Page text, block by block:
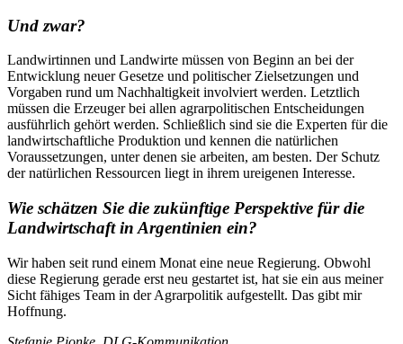
Und zwar?
Landwirtinnen und Landwirte müssen von Beginn an bei der
Entwicklung neuer Gesetze und politischer Zielsetzungen und
Vorgaben rund um Nachhaltigkeit involviert werden. Letztlich
müssen die Erzeuger bei allen agrarpolitischen Entscheidungen
ausführlich gehört werden. Schließlich sind sie die Experten für die
landwirtschaftliche Produktion und kennen die natürlichen
Voraussetzungen, unter denen sie arbeiten, am besten. Der Schutz
der natürlichen Ressourcen liegt in ihrem ureigenen Interesse.
Wie schätzen Sie die zukünftige Perspektive für die
Landwirtschaft in Argentinien ein?
Wir haben seit rund einem Monat eine neue Regierung. Obwohl
diese Regierung gerade erst neu gestartet ist, hat sie ein aus meiner
Sicht fähiges Team in der Agrarpolitik aufgestellt. Das gibt mir
Hoffnung.